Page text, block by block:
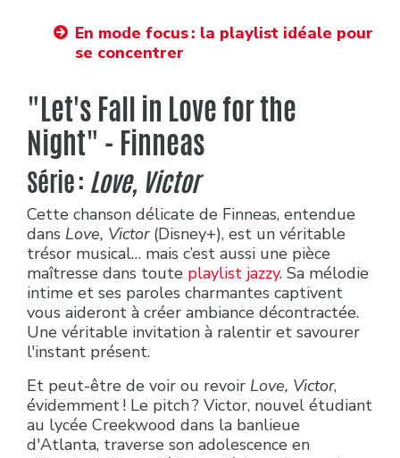
En mode focus : la playlist idéale pour
se concentrer
"Let's Fall in Love for the
Night" - Finneas
Série : Love, Victor
Cette chanson délicate de Finneas, entendue
dans Love, Victor(Disney+), est un véritable
trésor musical… mais c’est aussi une pièce
maîtresse dans toute playlist jazzy. Sa mélodie
intime et ses paroles charmantes captivent
vous aideront à créer ambiance décontractée.
Une véritable invitation à ralentir et savourer
l'instant présent.
Et peut-être de voir ou revoir Love, Victor,
évidemment ! Le pitch ? Victor, nouvel étudiant
au lycée Creekwood dans la banlieue
d'Atlanta, traverse son adolescence en